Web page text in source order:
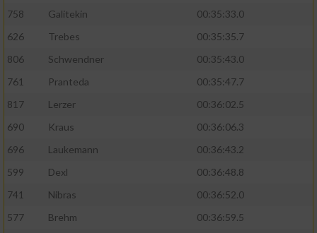
758
Galitekin
00:35:33.0
626
Trebes
00:35:35.7
806
Schwendner
00:35:43.0
761
Pranteda
00:35:47.7
817
Lerzer
00:36:02.5
690
Kraus
00:36:06.3
696
Laukemann
00:36:43.2
599
Dexl
00:36:48.8
741
Nibras
00:36:52.0
577
Brehm
00:36:59.5